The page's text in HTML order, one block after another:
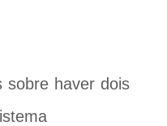
sobre haver dois